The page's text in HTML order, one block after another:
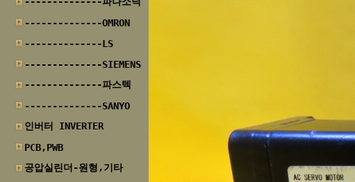
--------------OMRON
--------------LS
--------------SIEMENS
--------------파스텍
--------------SANYO
인버터 INVERTER
PCB,PWB
공압실린더-원형,기타